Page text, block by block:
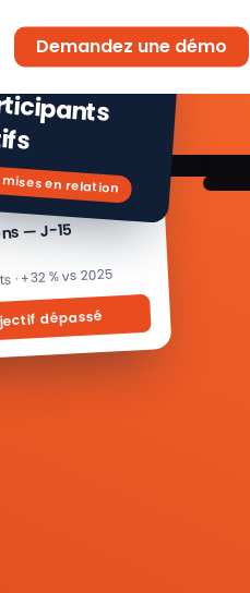
Demandez une démo
— J-15
· +32 % vs 2025
dépassé
de
mises en relation